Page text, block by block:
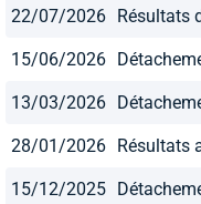
22/07/2026 Résultats
15/06/2026
13/03/2026
28/01/2026 Résultats
15/12/2025